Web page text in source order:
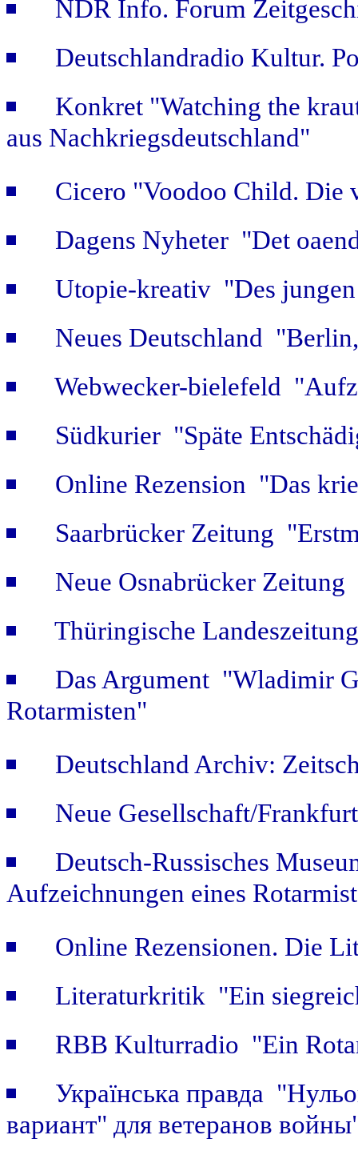
NDR Info. Forum
Deutschlandradio Kultur.
Konkret "Watching the
aus Nachkriegsdeutschland"
Cicero "Voodoo Child. Die
Dagens Nyheter "Det
Utopie-kreativ "Des
Neues Deutschland
Webwecker-bielefeld
Südkurier "Späte
Online Rezension "Das
Saarbrücker Zeitung
Neue Osnabrücker
Thüringische
Das Argument "Wladimir
Rotarmisten"
Deutschland Archiv:
Neue Gesellschaft/
Deutsch-Russisches
Aufzeichnungen eines
Online Rezensionen. Die
Literaturkritik "Ein
RBB Kulturradio "Ein
Українська правда
вариант" для ветеранов